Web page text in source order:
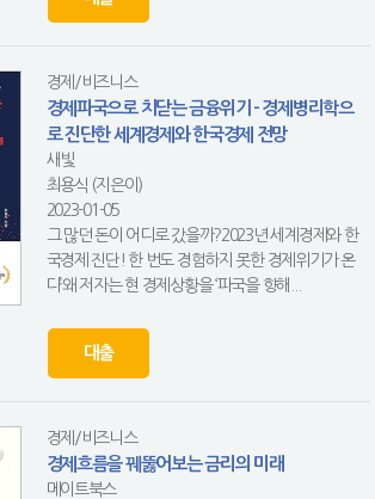
경제/비즈니스
경제파국으로 치닫는 금융위기 - 경제병리학으
로 진단한 세계경제와 한국경제 전망
새빛
최용식 (지은이)
2023-01-05
그 많던 돈이 어디로 갔을까?2023년 세계경제와 한
국경제 진단! 한 번도 경험하지 못한 경제위기가 온
다’왜 저자는 현 경제상황을 ‘파국을 향해...
대출
경제/비즈니스
경제흐름을 꿰뚫어보는 금리의 미래
메이트북스